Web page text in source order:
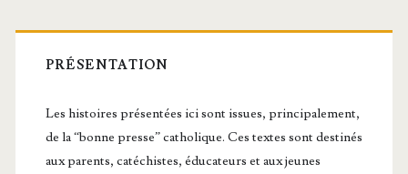
Barre
latérale
principale
PRÉSENTATION
Les histoires présentées ici sont issues, principalement,
de la “bonne presse” catholique. Ces textes sont destinés
aux parents, catéchistes, éducateurs et aux jeunes